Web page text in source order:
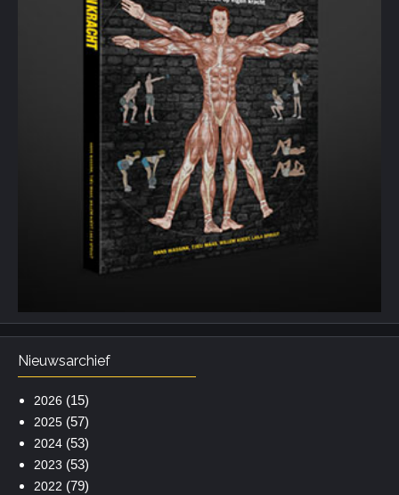
Nieuwsarchief
2026 (15)
2025(57)
2024(53)
2023 (53)
2022 (79)